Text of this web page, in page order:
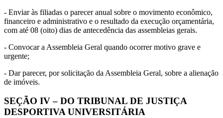
- Enviar às filiadas o parecer anual sobre o movimento econômico,
financeiro e administrativo e o resultado da execução orçamentária,
com até 08 (oito) dias de antecedência das assembleias gerais.
- Convocar a Assembleia Geral quando ocorrer motivo grave e
urgente;
- Dar parecer, por solicitação da Assembleia Geral, sobre a alienação
de imóveis.
SEÇÃO IV – DO TRIBUNAL DE JUSTIÇA
DESPORTIVA UNIVERSITÁRIA